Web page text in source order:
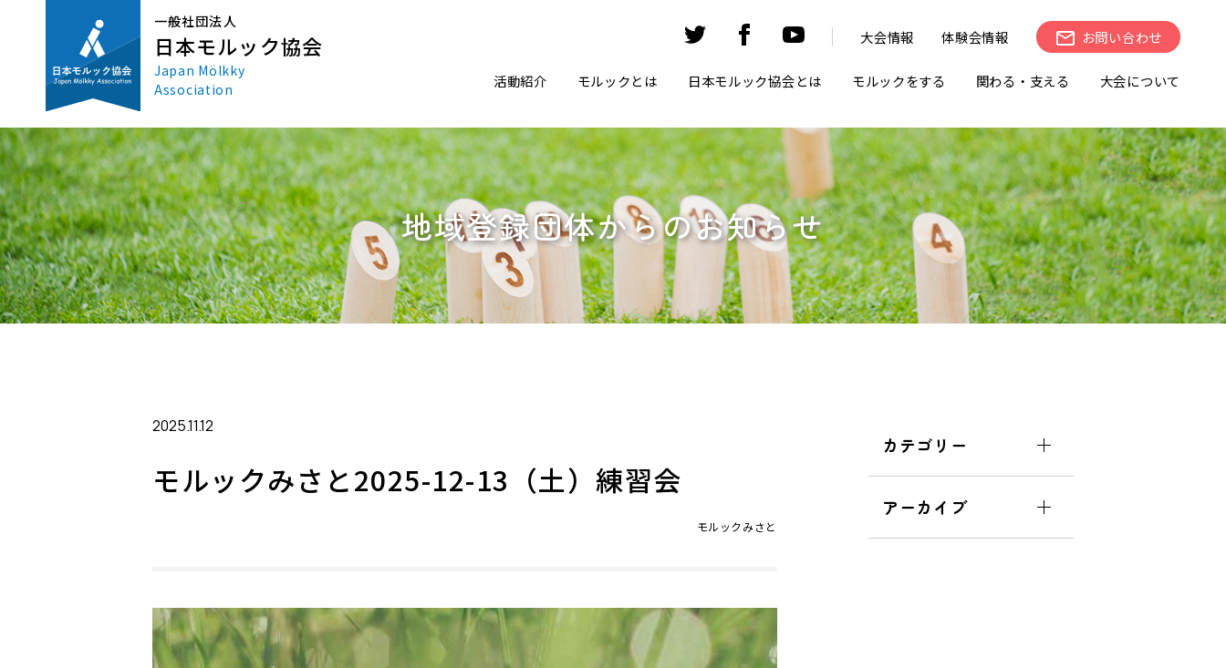
一般社団法人
日本モルック協会
Japan Mölkky
Association
大会情報 体験会情報 お問い合わせ
活動紹介 モルックとは 日本モルック協会とは モルックをする 関わる・支える 大会について
地域登録団体からのお知らせ
2025.11.12
モルックみさと2025-12-13（土）練習会
モルックみさと
カテゴリー
アーカイブ